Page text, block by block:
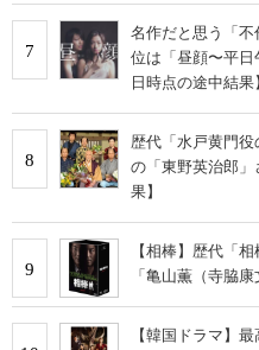
7
名作だと思う「
位は「昼顔〜平
日時点の途中結果
8
歴代「水戸黄門
の「東野英治郎
果】
9
【相棒】歴代「
「亀山薫（寺脇
【韓国ドラマ】